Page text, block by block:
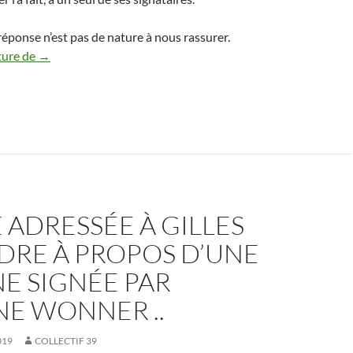
n’est pas de nature à nous rassurer.
de RÉPONSE à Madame Wonner QUI persiste et signe, suivie
→
ADRESSÉE À GILLES
À PROPOS D’UNE
SIGNÉE PAR
WONNER ..
COLLECTIF 39